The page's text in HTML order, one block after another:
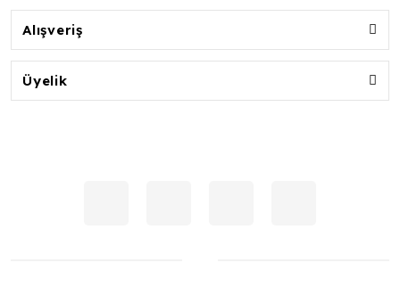
Alışveriş
Üyelik